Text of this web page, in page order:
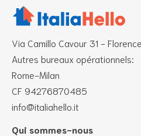
Via Camillo Cavour 31 - Florence
Autres bureaux opérationnels:
Rome-Milan
CF 94276870485
info@italiahello.it
Qui sommes-nous